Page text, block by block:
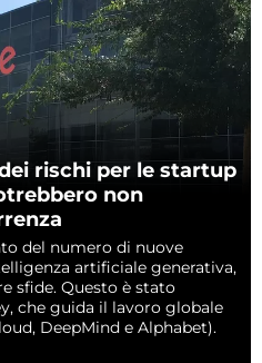
rischi per le startup
non
del numero di nuove
artificiale generativa,
sfide. Questo è stato
che guida il lavoro globale
DeepMind e Alphabet).